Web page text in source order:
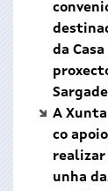
da
A
co
unha